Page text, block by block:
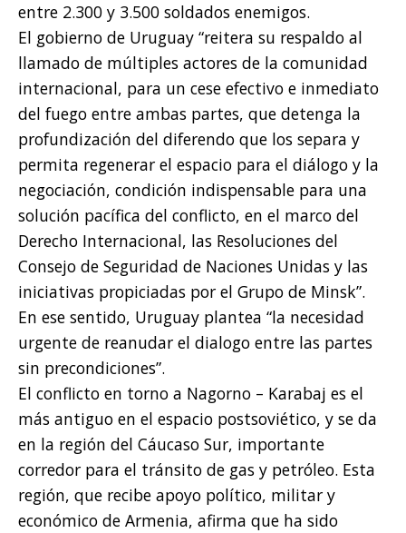
entre 2.300 y 3.500 soldados enemigos.
El gobierno de Uruguay “reitera su respaldo al
llamado de múltiples actores de la comunidad
internacional, para un cese efectivo e inmediato
del fuego entre ambas partes, que detenga la
profundización del diferendo que los separa y
permita regenerar el espacio para el diálogo y la
negociación, condición indispensable para una
solución pacífica del conflicto, en el marco del
Derecho Internacional, las Resoluciones del
Consejo de Seguridad de Naciones Unidas y las
iniciativas propiciadas por el Grupo de Minsk”.
En ese sentido, Uruguay plantea “la necesidad
urgente de reanudar el dialogo entre las partes
sin precondiciones”.
El conflicto en torno a Nagorno – Karabaj es el
más antiguo en el espacio postsoviético, y se da
en la región del Cáucaso Sur, importante
corredor para el tránsito de gas y petróleo. Esta
región, que recibe apoyo político, militar y
económico de Armenia, afirma que ha sido